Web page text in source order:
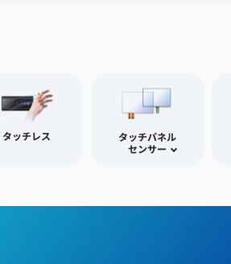
タッチレス
タッチパネル
センサー